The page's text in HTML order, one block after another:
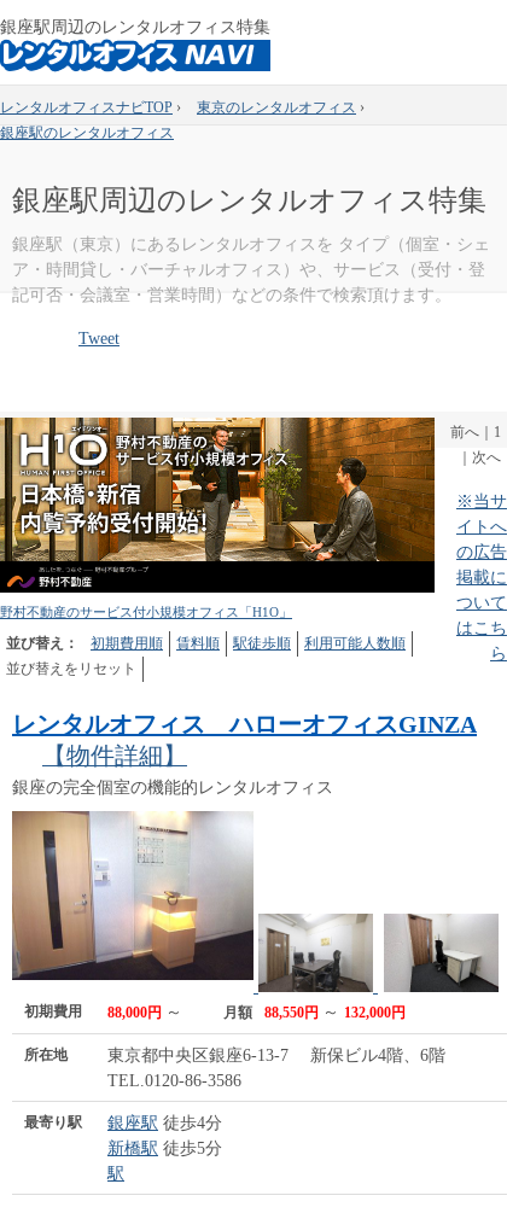
銀座駅周辺のレンタルオフィス特集
レンタルオフィスナビTOP › 東京のレンタルオフィス ›
銀座駅のレンタルオフィス
銀座駅周辺のレンタルオフィス特集
銀座駅（東京）にあるレンタルオフィスを タイプ（個室・シェ
ア・時間貸し・バーチャルオフィス）や、サービス（受付・登
記可否・会議室・営業時間）などの条件で検索頂けます。
Tweet
野村不動産のサービス付小規模オフィス「H1O」
並び替え： 初期費用順 賃料順 駅徒歩順
利用可能人数順
並び替えをリセット
前へ
1
次へ
※当サ
イトへ
の広告
掲載に
ついて
はこち
ら
レンタルオフィス ハローオフィスGINZA
【物件詳細】
銀座の完全個室の機能的レンタルオフィス
初期費用 88,000円 ～ 月額 88,550円 ～ 132,000円
所在地
東京都中央区銀座6-13-7 新保ビル4階、6階
TEL.0120-86-3586
最寄り駅 銀座駅 徒歩4分
新橋駅 徒歩5分
駅